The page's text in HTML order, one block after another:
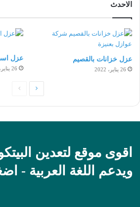
الاحدث
عزل خزانات بالقصيم
26 يناير، 2022
عزل
26 يناير، 2022
الصفحةالصفحة
اقوى موقع لتعدين
ويدعم اللغة العربية -